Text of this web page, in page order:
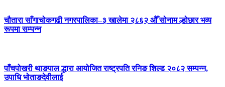
चौतारा साँगाचोकगढी नगरपालिका–३ खालेमा २८६२ औँ सोनाम ल्होछार भव्य
रूपमा सम्पन्न
पाँचपोखरी थाङपाल द्धारा आयोजित राष्ट्रपति रनिङ शिल्ड २०८२ सम्पन्न,
उपाधि भोताङदेवीलाई